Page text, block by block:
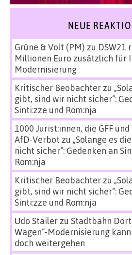
NEUE
Grüne & Volt (PM) zu DSW21
Millionen Euro zusätzlich für
Modernisierung
Kritischer Beobachterzu
gibt, sind wir nicht sicher“:
Sinti:zze und Rom:nja
1000 Jurist:innen, die GFF
AfD-Verbot zu „Solange es
nicht sicher“: Gedenken an
Rom:nja
Kritischer Beobachterzu
gibt, sind wir nicht sicher“:
Sinti:zze und Rom:nja
Udo Stailerzu Stadtbahn
Wagen“-Modernisierung
doch weitergehen